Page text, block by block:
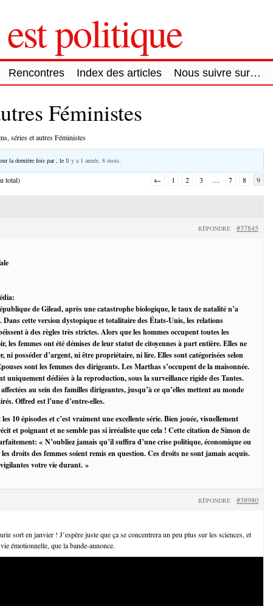
politique
Rencontres Index des articles Nous suivre sur…
Féministes
séries et autres Féministes
la dernière fois par , le Il y a 1 année, 8 mois
total) ← 1 2 3 … 7 8 9
#37845
RÉPONDRE
de Gilead, après une catastrophe biologique, le taux de natalité n’a
Dans cette version dystopique et totalitaire des États-Unis, les relations
à des règles très strictes. Alors que les hommes occupent toutes les
les femmes ont été démises de leur statut de citoyennes à part entière. Elles ne
ni posséder d’argent, ni être propriétaire, ni lire. Elles sont catégorisées selon
sont les femmes des dirigeants. Les Marthas s’occupent de la maisonnée.
uniquement dédiées à la reproduction, sous la surveillance rigide des Tantes.
au sein des familles dirigeantes, jusqu’à ce qu’elles mettent au monde
Offred est l’une d’entre-elles.
10 épisodes et c’est vraiment une excellente série. Bien jouée, visuellement
et poignant et ne semble pas si irréaliste que cela ! Cette citation de Simon de
« N’oubliez jamais qu’il suffira d’une crise politique, économique ou
droits des femmes soient remis en question. Ces droits ne sont jamais acquis.
votre vie durant. »
#38980
RÉPONDRE
sort en janvier ! J’espère juste que ça se concentrera un peu plus sur les sciences, et
émotionnelle, que la bande-annonce.